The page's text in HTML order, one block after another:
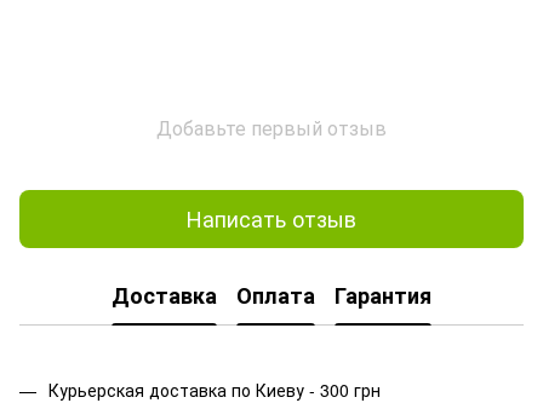
Добавьте первый отзыв
Написать отзыв
Доставка Оплата Гарантия
Курьерская доставка по Киеву - 300 грн